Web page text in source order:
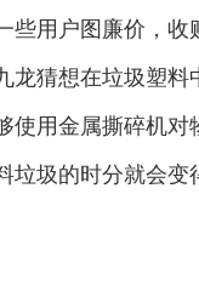
用户图廉价，
龙猜想在垃圾塑
使用金属撕碎机
圾的时分就会变
汽车破碎机